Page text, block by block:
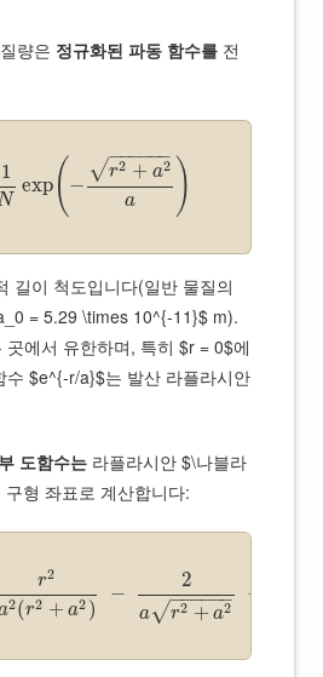
량은 정규화된 파동 함수를 전
1
exp ( −
r2 + a2
− −
−−−−
√
a )
길이 척도입니다(일반 물질의
= 5.29 \times 10^{-11}$ m).
에서 유한하며, 특히 $r = 0$에
수 $e^{-r/a}$는 발산 라플라시안
도함수는 라플라시안 $\나블라
형 좌표로 계산합니다:
r2
2(r2 + a2 )
−
2
a r2 + a2
− −
−−−−
√
−